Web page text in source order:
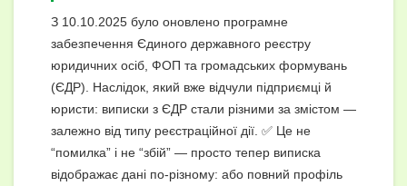
З 10.10.2025 було оновлено програмне
забезпечення Єдиного державного реєстру
юридичних осіб, ФОП та громадських формувань
(ЄДР). Наслідок, який вже відчули підприємці й
юристи: виписки з ЄДР стали різними за змістом —
залежно від типу реєстраційної дії. ✅ Це не
“помилка” і не “збій” — просто тепер виписка
відображає дані по-різному: або повний профіль